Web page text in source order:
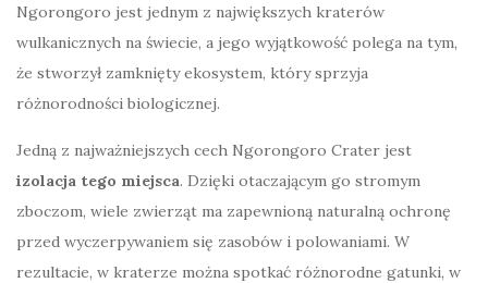
Ngorongoro jest jednym z największych kraterów
wulkanicznych na świecie, a jego wyjątkowość polega na tym,
że stworzył zamknięty ekosystem, który sprzyja
różnorodności biologicznej.
Jedną z najważniejszych cech Ngorongoro Crater jest
izolacja tego miejsca. Dzięki otaczającym go stromym
zboczom, wiele zwierząt ma zapewnioną naturalną ochronę
przed wyczerpywaniem się zasobów i polowaniami. W
rezultacie, w kraterze można spotkać różnorodne gatunki, w